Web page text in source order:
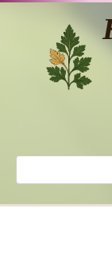
Перейти
Поиск: